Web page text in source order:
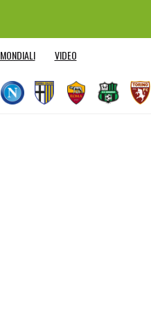
MONDIALI VIDEO